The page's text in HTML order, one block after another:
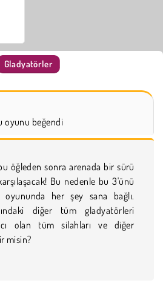
Gladyatörler
oyunu beğendi
öğleden sonra arenada bir sürü
Bu nedenle bu 3'ünü
oyununda her şey sana bağlı.
diğer tüm gladyatörleri
olan tüm silahları ve diğer
misin?